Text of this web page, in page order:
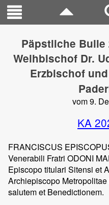
Päpstliche
Weihbischof Dr.
Erzbischof
vom 9.
KA
FRANCISCUS
Venerabili Fratri ODONI
Episcopo titulari Sitensi et
Archiepiscopo
salutem et Benedictionem.